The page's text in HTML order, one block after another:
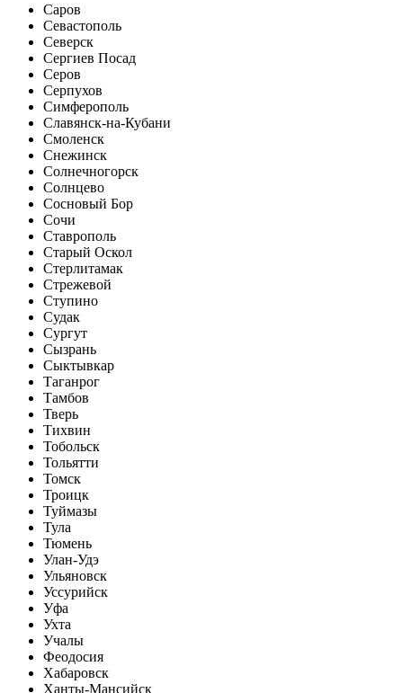
Саров
Севастополь
Северск
Сергиев Посад
Серов
Серпухов
Симферополь
Славянск-на-Кубани
Смоленск
Снежинск
Солнечногорск
Солнцево
Сосновый Бор
Сочи
Ставрополь
Старый Оскол
Стерлитамак
Стрежевой
Ступино
Судак
Сургут
Сызрань
Сыктывкар
Таганрог
Тамбов
Тверь
Тихвин
Тобольск
Тольятти
Томск
Троицк
Туймазы
Тула
Тюмень
Улан-Удэ
Ульяновск
Уссурийск
Уфа
Ухта
Учалы
Феодосия
Хабаровск
Ханты-Мансийск